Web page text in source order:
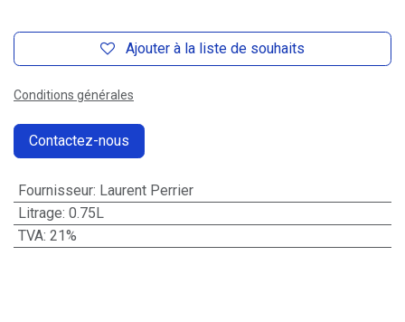
Ajouter à la liste de souhaits
Conditions générales
Contactez-nous
Fournisseur: Laurent Perrier
Litrage: 0.75L
TVA: 21%